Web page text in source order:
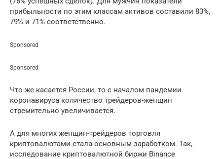
прибыльности по этим классам активов составили 83%,
79% и 71% соответственно.
Sponsored
Sponsored
Что же касается России, то с началом пандемии
коронавируса количество трейдеров-женщин
стремительно увеличивается.
А для многих женщин-трейдеров торговля
криптовалютами стала основным заработком. Так,
исследование криптовалютной биржи Binance